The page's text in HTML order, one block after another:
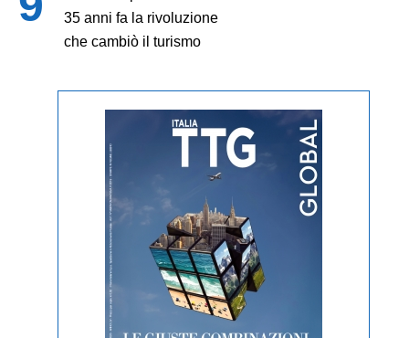
35 anni fa la rivoluzione
che cambiò il turismo